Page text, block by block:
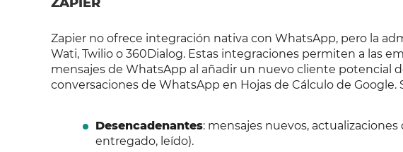
Zapier no ofrece integración nativa con WhatsApp, pero la
Wati, Twilio o 360Dialog. Estas integraciones permiten a las
mensajes de WhatsApp al añadir un nuevo cliente potencial
conversaciones de WhatsApp en Hojas de Cálculo de
Desencadenantes: mensajes nuevos,
entregado, leído).